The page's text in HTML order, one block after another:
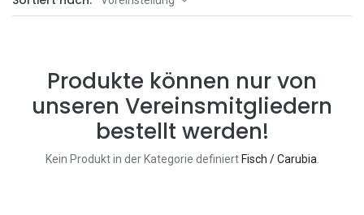
Produkte können nur von
unseren Vereinsmitgliedern
bestellt werden!
Kein Produkt in der Kategorie definiert Fisch / Carubia